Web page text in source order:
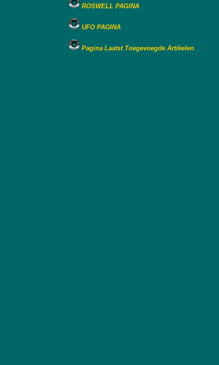
ROSWELL PAGINA
UFO PAGINA
Pagina Laatst Toegevoegde Artikelen